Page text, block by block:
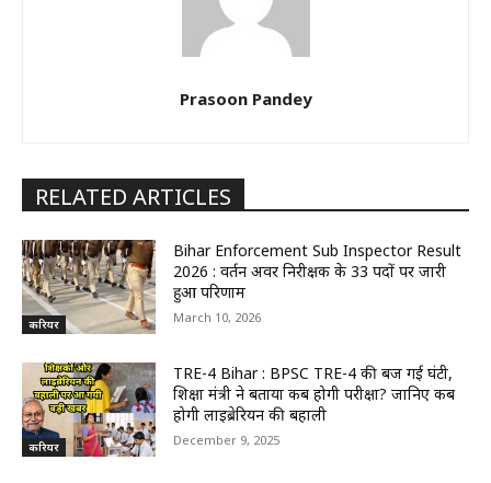
Prasoon Pandey
RELATED ARTICLES
करियर
Bihar Enforcement Sub Inspector Result
2026 : प्रवर्तन अवर निरीक्षक के 33 पदों पर जारी
हुआ परिणाम
March 10, 2026
करियर
TRE-4 Bihar : BPSC TRE-4 की बज गई घंटी,
शिक्षा मंत्री ने बताया कब होगी परीक्षा? जानिए कब
होगी लाइब्रेरियन की बहाली
December 9, 2025